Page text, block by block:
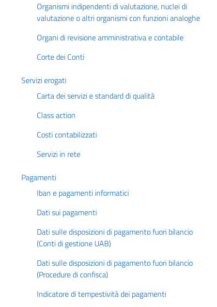
Organismi indipendenti di valutazione, nuclei di
valutazione o altri organismi con funzioni analoghe
Organi di revisione amministrativa e contabile
Corte dei Conti
Servizi erogati
Carta dei servizi e standard di qualità
Class action
Costi contabilizzati
Servizi in rete
Pagamenti
Iban e pagamenti informatici
Dati sui pagamenti
Dati sulle disposizioni di pagamento fuori bilancio
(Conti di gestione UAB)
Dati sulle disposizioni di pagamento fuori bilancio
(Procedure di confisca)
Indicatore di tempestività dei pagamenti